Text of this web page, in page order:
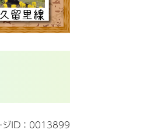
ジID：0013899